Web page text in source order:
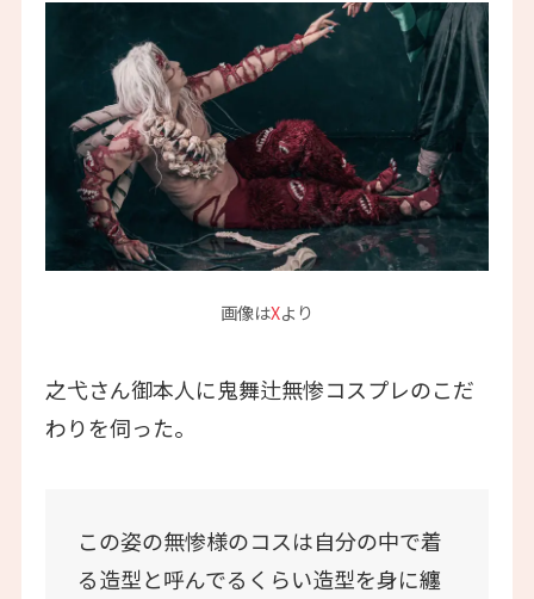
画像はXより
之弋さん御本人に鬼舞辻無惨コスプレのこだ
わりを伺った。
この姿の無惨様のコスは自分の中で着
る造型と呼んでるくらい造型を身に纏